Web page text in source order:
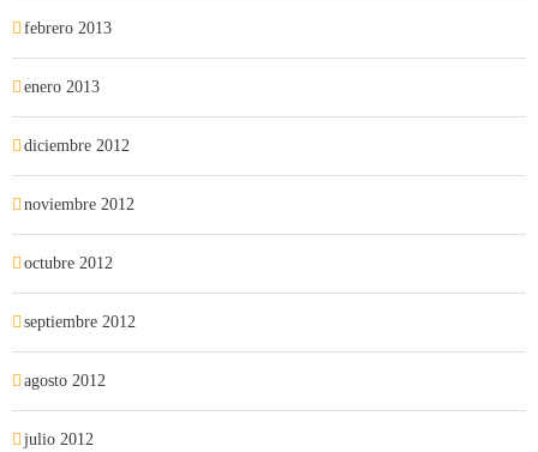
febrero 2013
enero 2013
diciembre 2012
noviembre 2012
octubre 2012
septiembre 2012
agosto 2012
julio 2012